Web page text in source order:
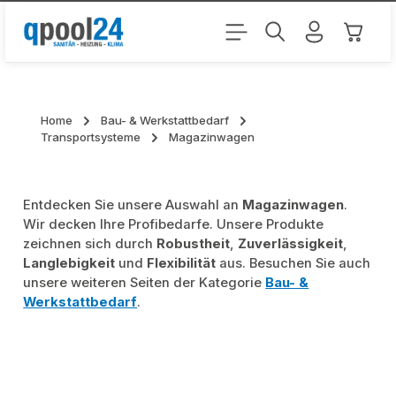
Zum Hauptinhalt springen
Home
Bau- & Werkstattbedarf
Transportsysteme
Magazinwagen
Entdecken Sie unsere Auswahl an Magazinwagen.
Wir decken Ihre Profibedarfe. Unsere Produkte
zeichnen sich durch Robustheit, Zuverlässigkeit,
Langlebigkeit und Flexibilität aus. Besuchen Sie auch
unsere weiteren Seiten der Kategorie Bau- &
Werkstattbedarf.